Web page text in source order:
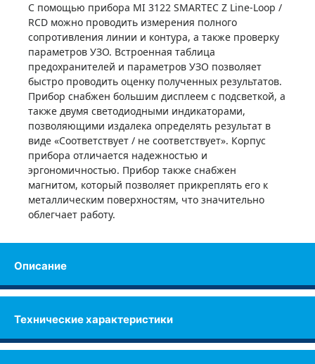
С помощью прибора MI 3122 SMARTEC Z Line-Loop /
RCD можно проводить измерения полного
сопротивления линии и контура, а также проверку
параметров УЗО. Встроенная таблица
предохранителей и параметров УЗО позволяет
быстро проводить оценку полученных результатов.
Прибор снабжен большим дисплеем с подсветкой, а
также двумя светодиодными индикаторами,
позволяющими издалека определять результат в
виде «Соответствует / не соответствует». Корпус
прибора отличается надежностью и
эргономичностью. Прибор также снабжен
магнитом, который позволяет прикреплять его к
металлическим поверхностям, что значительно
облегчает работу.
Описание
Технические характеристики
Купить